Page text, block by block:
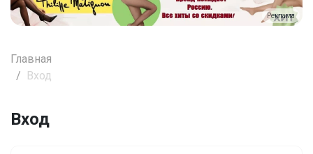
Реклама
Главная
Вход
Вход